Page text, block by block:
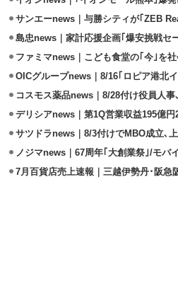
サンエーnews｜与勝シティが｢ZEB
サツドラnews｜8/3付けでMBO成立､